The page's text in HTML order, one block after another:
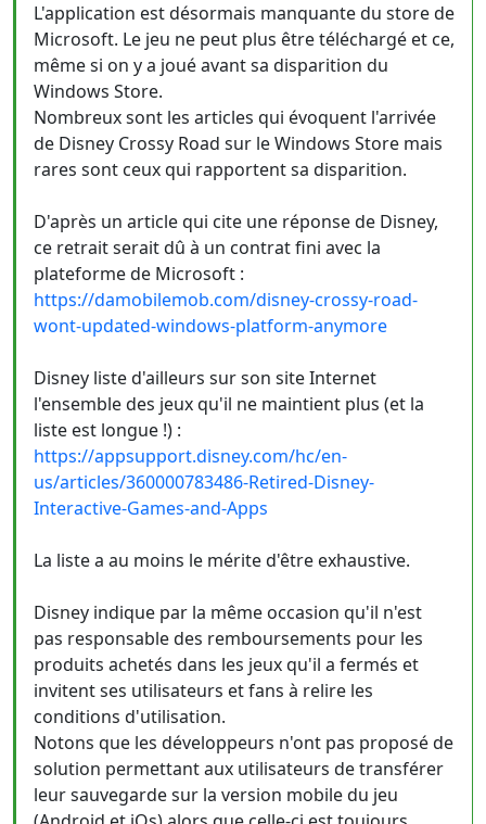
L'application est désormais manquante du store de
Microsoft. Le jeu ne peut plus être téléchargé et ce,
même si on y a joué avant sa disparition du
Windows Store.
Nombreux sont les articles qui évoquent l'arrivée
de Disney Crossy Road sur le Windows Store mais
rares sont ceux qui rapportent sa disparition.
D'après un article qui cite une réponse de Disney,
ce retrait serait dû à un contrat fini avec la
plateforme de Microsoft :
https://damobilemob.com/disney-crossy-road-
wont-updated-windows-platform-anymore
Disney liste d'ailleurs sur son site Internet
l'ensemble des jeux qu'il ne maintient plus (et la
liste est longue !) :
https://appsupport.disney.com/hc/en-
us/articles/360000783486-Retired-Disney-
Interactive-Games-and-Apps
La liste a au moins le mérite d'être exhaustive.
Disney indique par la même occasion qu'il n'est
pas responsable des remboursements pour les
produits achetés dans les jeux qu'il a fermés et
invitent ses utilisateurs et fans à relire les
conditions d'utilisation.
Notons que les développeurs n'ont pas proposé de
solution permettant aux utilisateurs de transférer
leur sauvegarde sur la version mobile du jeu